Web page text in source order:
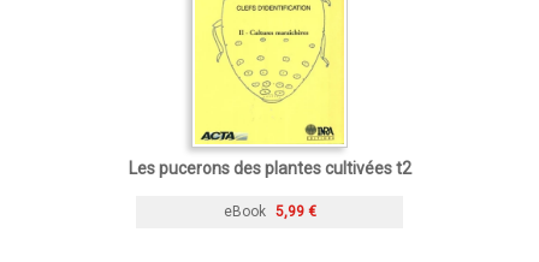
Les pucerons des plantes cultivées t2
eBook 5,99 €